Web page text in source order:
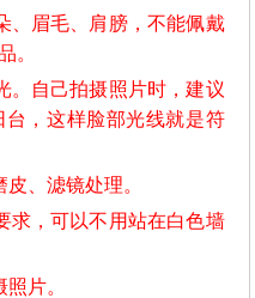
、眉毛、肩膀，不能佩戴
。
。自己拍摄照片时，建议
，这样脸部光线就是符
皮、滤镜处理。
求，可以不用站在白色墙
片。